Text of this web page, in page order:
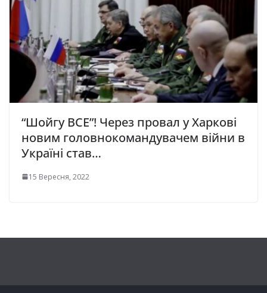
“Шойгу ВСЕ”! Через провал у Харкові
новим головнокомандувачем війни в
Україні став…
15 Вересня, 2022